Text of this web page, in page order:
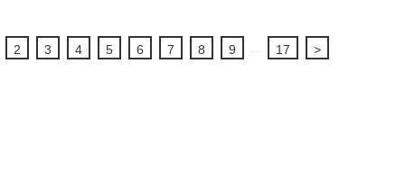
2 3 4 5 6 7 8 9 ... 17 >